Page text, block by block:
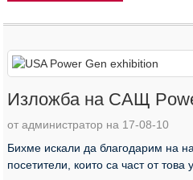
Изложба на САЩ
от администратор на 17-08-10
Бихме искали да благодарим на
посетители, които са част от това